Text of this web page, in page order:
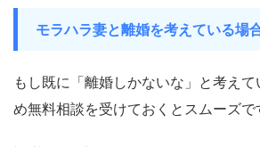
モラハラ妻と離婚を考えている場
もし既に「離婚しかないな」と考え
め無料相談を受けておくとスムーズで